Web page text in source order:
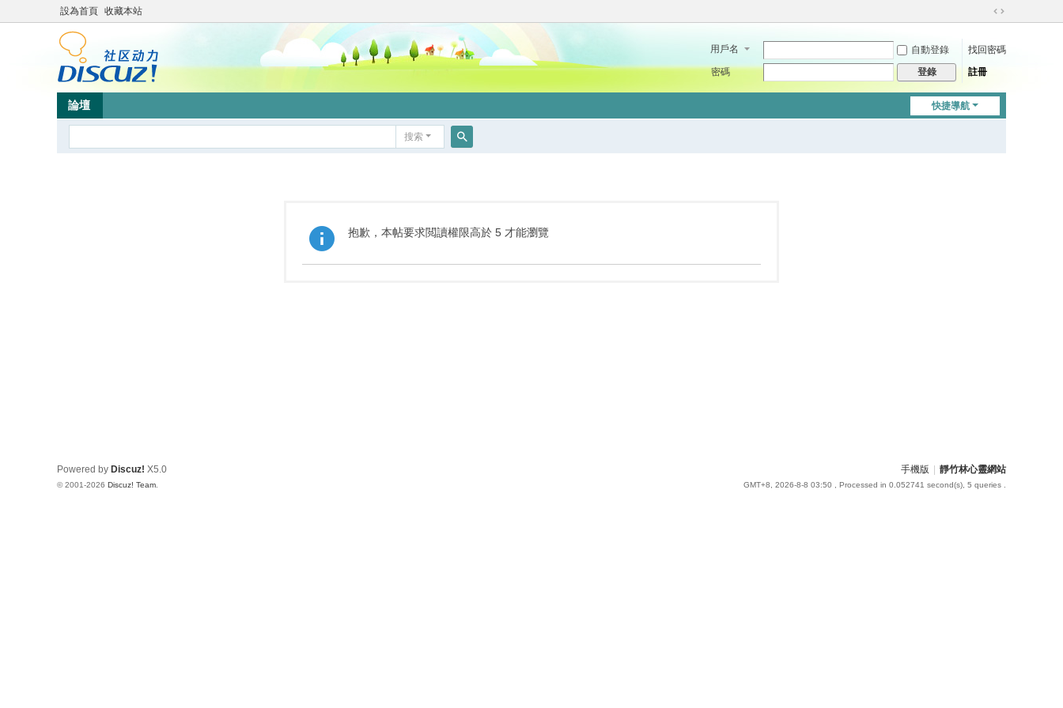
設為首頁 收藏本站
切
到
用戶名 自動登錄
找回密碼
密碼
登錄 註冊
快捷導航
論壇
搜索
抱歉，本帖要求閲讀權限高於 5 才能瀏覽
手機版 靜竹林心靈網站
GMT+8, 2026-8-8 03:50 , Processed in 0.052741 second(s), 5 queries .
Powered by Discuz! X5.0
© 2001-2026 Discuz! Team